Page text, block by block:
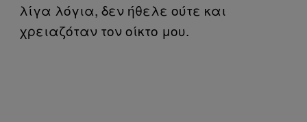
λίγα λόγια, δεν ήθελε ούτε και
χρειαζόταν τον οίκτο μου.